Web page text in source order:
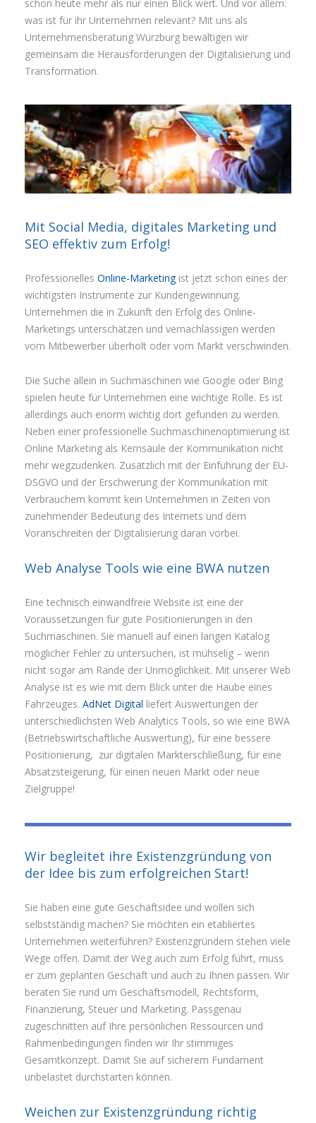
schon heute mehr als nur einen Blick wert. Und vor allem:
was ist für ihr Unternehmen relevant? Mit uns als
Unternehmensberatung Würzburg bewältigen wir
gemeinsam die Herausforderungen der Digitalisierung und
Transformation.
Mit Social Media, digitales Marketing und
SEO effektiv zum Erfolg!
Professionelles Online-Marketingist jetzt schon eines der
wichtigsten Instrumente zur Kundengewinnung.
Unternehmen die in Zukunft den Erfolg des Online-
Marketings unterschätzen und vernachlässigen werden
vom Mitbewerber überholt oder vom Markt verschwinden.
Die Suche allein in Suchmaschinen wie Google oder Bing
spielen heute für Unternehmen eine wichtige Rolle. Es ist
allerdings auch enorm wichtig dort gefunden zu werden.
Neben einer professionelle Suchmaschinenoptimierung ist
Online Marketing als Kernsäule der Kommunikation nicht
mehr wegzudenken. Zusätzlich mit der Einführung der EU-
DSGVO und der Erschwerung der Kommunikation mit
Verbrauchern kommt kein Unternehmen in Zeiten von
zunehmender Bedeutung des Internets und dem
Voranschreiten der Digitalisierung daran vorbei.
Web Analyse Tools wie eine BWA nutzen
Eine technisch einwandfreie Website ist eine der
Voraussetzungen für gute Positionierungen in den
Suchmaschinen. Sie manuell auf einen langen Katalog
möglicher Fehler zu untersuchen, ist mühselig – wenn
nicht sogar am Rande der Unmöglichkeit. Mit unserer Web
Analyse ist es wie mit dem Blick unter die Haube eines
Fahrzeuges. AdNet Digital liefert Auswertungen der
unterschiedlichsten Web Analytics Tools, so wie eine BWA
(Betriebswirtschaftliche Auswertung), für eine bessere
Positionierung, zur digitalen Markterschließung, für eine
Absatzsteigerung, für einen neuen Markt oder neue
Zielgruppe!
Wir begleitet ihre Existenzgründung von
der Idee bis zum erfolgreichen Start!
Sie haben eine gute Geschäftsidee und wollen sich
selbstständig machen? Sie möchten ein etabliertes
Unternehmen weiterführen? Existenzgründern stehen viele
Wege offen. Damit der Weg auch zum Erfolg führt, muss
er zum geplanten Geschäft und auch zu Ihnen passen. Wir
beraten Sie rund um Geschäftsmodell, Rechtsform,
Finanzierung, Steuer und Marketing. Passgenau
zugeschnitten auf Ihre persönlichen Ressourcen und
Rahmenbedingungen finden wir Ihr stimmiges
Gesamtkonzept. Damit Sie auf sicherem Fundament
unbelastet durchstarten können.
Weichen zur Existenzgründung richtig